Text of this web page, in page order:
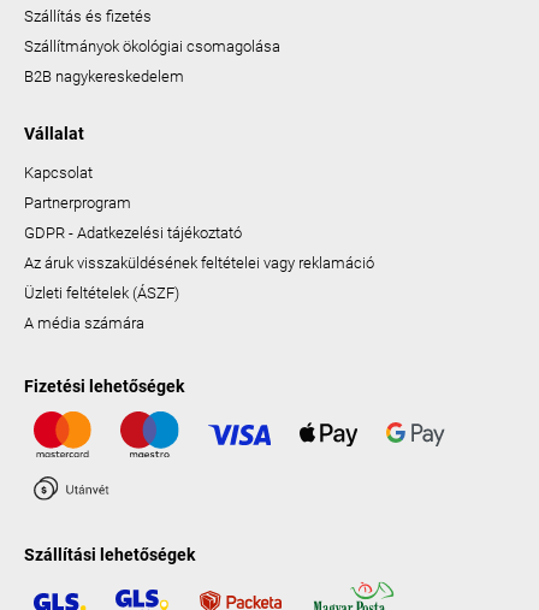
Szállítás és fizetés
Szállítmányok ökológiai csomagolása
B2B nagykereskedelem
Vállalat
Kapcsolat
Partnerprogram
GDPR - Adatkezelési tájékoztató
Az áruk visszaküldésének feltételei vagy reklamáció
Üzleti feltételek (ÁSZF)
A média számára
Fizetési lehetőségek
Szállítási lehetőségek